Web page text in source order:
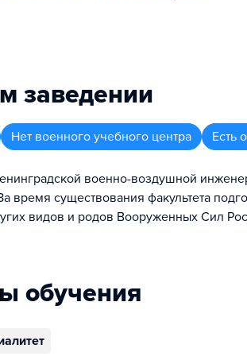
заведении
Нет военного учебного центра Есть
военно-воздушной
время существования факультета
видов и родов Вооруженных Сил
обучения